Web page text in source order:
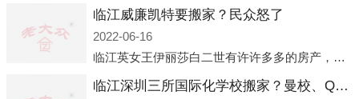
临江威廉凯特要搬家？民众怒了
2022-06-16
临江英女王伊丽莎白二世有许许多多的房产，遍布英国各地。而作为英女王的亲孙子、未来的英国国王，威廉王子自然也能享受到女王的房产。目前，威廉凯特以及三个孩子有两个经常居住的地点，一处是位于伦敦的肯辛顿宫，一处
临江深圳三所国际化学校搬家？曼校、QSI、南山中英文搬走了